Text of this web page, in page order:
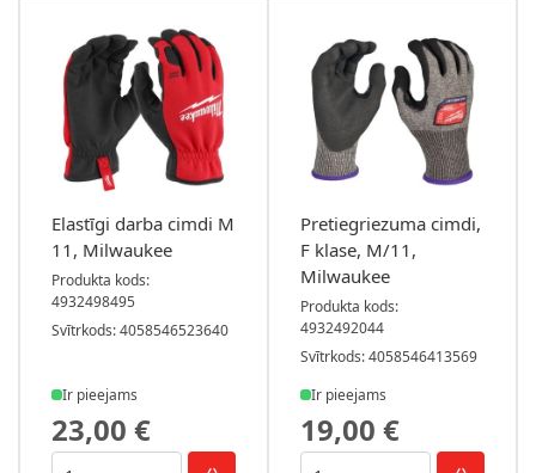
Elastīgi darba cimdi M
11, Milwaukee
Produkta kods:
4932498495
Svītrkods: 4058546523640
Ir pieejams
23,00 €
Pretiegriezuma cimdi,
F klase, M/11,
Milwaukee
Produkta kods:
4932492044
Svītrkods: 4058546413569
Ir pieejams
19,00 €